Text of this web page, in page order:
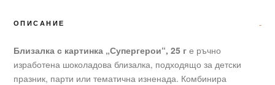
ОПИСАНИЕ
Близалка с картинка „Супергерои“, 25 г е ръчно
изработена шоколадова близалка, подходящо за детски
празник, парти или тематична изненада. Комбинира